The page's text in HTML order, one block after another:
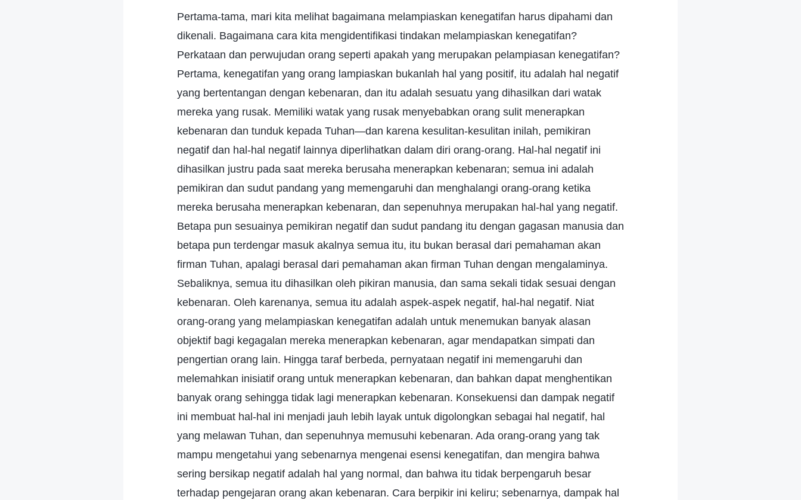
Pertama-tama, mari kita melihat bagaimana melampiaskan kenegatifan harus dipahami dan
dikenali. Bagaimana cara kita mengidentifikasi tindakan melampiaskan kenegatifan?
Perkataan dan perwujudan orang seperti apakah yang merupakan pelampiasan kenegatifan?
Pertama, kenegatifan yang orang lampiaskan bukanlah hal yang positif, itu adalah hal negatif
yang bertentangan dengan kebenaran, dan itu adalah sesuatu yang dihasilkan dari watak
mereka yang rusak. Memiliki watak yang rusak menyebabkan orang sulit menerapkan
kebenaran dan tunduk kepada Tuhan—dan karena kesulitan-kesulitan inilah, pemikiran
negatif dan hal-hal negatif lainnya diperlihatkan dalam diri orang-orang. Hal-hal negatif ini
dihasilkan justru pada saat mereka berusaha menerapkan kebenaran; semua ini adalah
pemikiran dan sudut pandang yang memengaruhi dan menghalangi orang-orang ketika
mereka berusaha menerapkan kebenaran, dan sepenuhnya merupakan hal-hal yang negatif.
Betapa pun sesuainya pemikiran negatif dan sudut pandang itu dengan gagasan manusia dan
betapa pun terdengar masuk akalnya semua itu, itu bukan berasal dari pemahaman akan
firman Tuhan, apalagi berasal dari pemahaman akan firman Tuhan dengan mengalaminya.
Sebaliknya, semua itu dihasilkan oleh pikiran manusia, dan sama sekali tidak sesuai dengan
kebenaran. Oleh karenanya, semua itu adalah aspek-aspek negatif, hal-hal negatif. Niat
orang-orang yang melampiaskan kenegatifan adalah untuk menemukan banyak alasan
objektif bagi kegagalan mereka menerapkan kebenaran, agar mendapatkan simpati dan
pengertian orang lain. Hingga taraf berbeda, pernyataan negatif ini memengaruhi dan
melemahkan inisiatif orang untuk menerapkan kebenaran, dan bahkan dapat menghentikan
banyak orang sehingga tidak lagi menerapkan kebenaran. Konsekuensi dan dampak negatif
ini membuat hal-hal ini menjadi jauh lebih layak untuk digolongkan sebagai hal negatif, hal
yang melawan Tuhan, dan sepenuhnya memusuhi kebenaran. Ada orang-orang yang tak
mampu mengetahui yang sebenarnya mengenai esensi kenegatifan, dan mengira bahwa
sering bersikap negatif adalah hal yang normal, dan bahwa itu tidak berpengaruh besar
terhadap pengejaran orang akan kebenaran. Cara berpikir ini keliru; sebenarnya, dampak hal